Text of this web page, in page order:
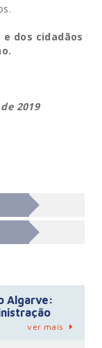
dos cidadãos
2019
Algarve:
ver mais